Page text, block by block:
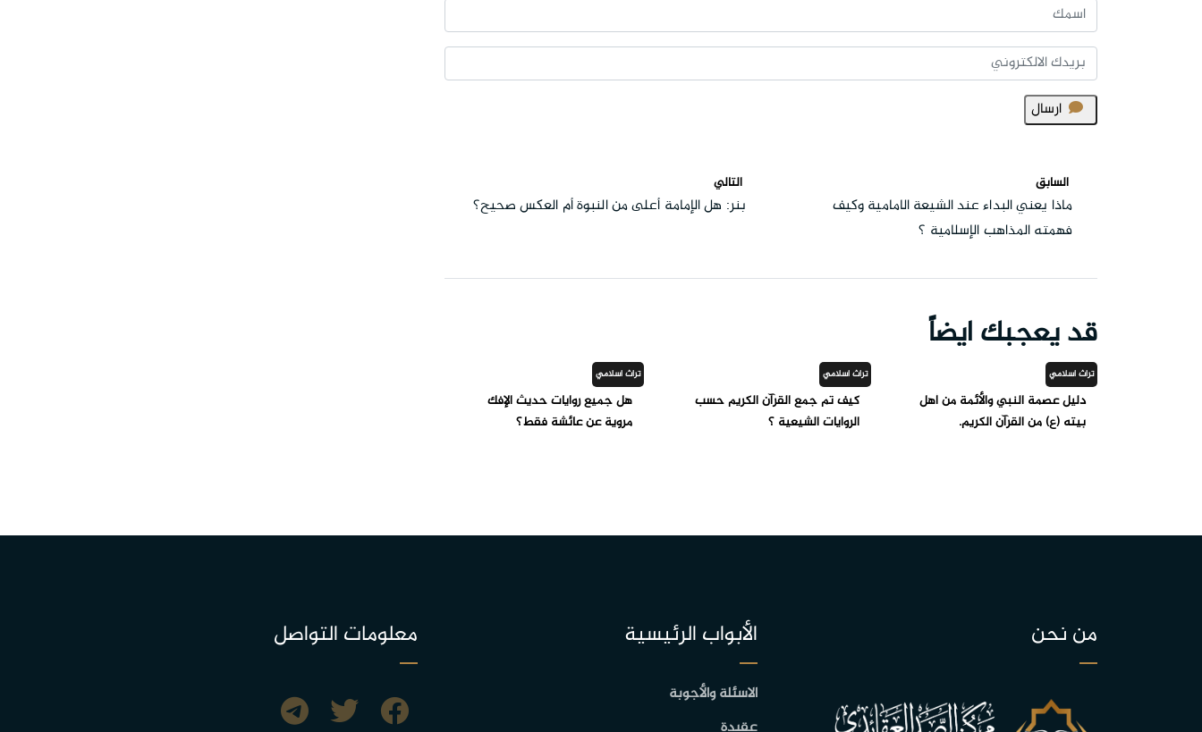
ارسال
السابق
ماذا يعني البداء عند الشيعة الامامية وكيف
فهمته المذاهب الإسلامية ؟
التالي
بنر: هل الإمامة أعلى من النبوة أم العكس صحيح؟
قد يعجبك ايضاً
تراث اسلامي
دليل عصمة النبي والأئمة من أهل
بيته (ع) من القرآن الكريم.
تراث اسلامي
كيف تم جمع القرآن الكريم حسب
الروايات الشيعية ؟
تراث اسلامي
هل جميع روايات حديث الإفك
مروية عن عائشة فقط؟
من نحن الأبواب الرئيسية
الاسئلة والأجوبة
معلومات التواصل